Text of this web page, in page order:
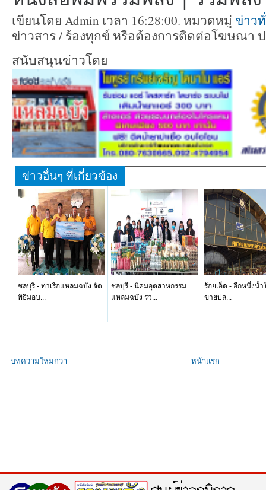
เขียนโดย Admin เวลา 16:28:00. หมวดหมู่ ข่าว
ข่าวสาร / ร้องทุกข์ หรือต้องการติดต่อโฆษณา
สนับสนุนข่าวโดย
ข่าวอื่นๆ ที่เกี่ยวข้อง
ชลบุรี - ท่าเรือแหลมฉบัง จัด
พิธีมอบ...
ชลบุรี - นิคมอุตสาหกรรม
แหลมฉบัง ร่ว...
ร้อยเอ็ด - อีกหนึ่งน้
ขายปล...
บทความใหม่กว่า หน้าแรก